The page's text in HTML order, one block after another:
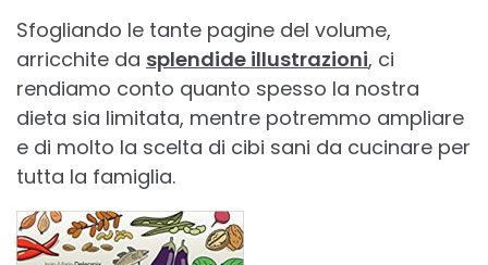
Sfogliando le tante pagine del volume,
arricchite da splendide illustrazioni, ci
rendiamo conto quanto spesso la nostra
dieta sia limitata, mentre potremmo ampliare
e di molto la scelta di cibi sani da cucinare per
tutta la famiglia.